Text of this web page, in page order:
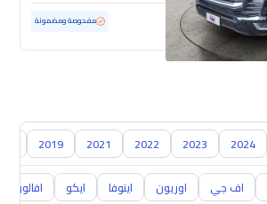
ممشى قليل مفحوصة ومضمونة
2024
2023
2022
2021
2019
اف جي اوريون اينوفا ايكو افالون